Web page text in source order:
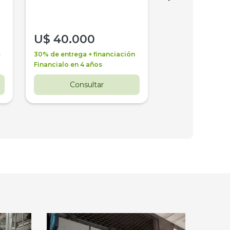
U$ 40.000
30% de entrega + financiación
Financialo en 4 años
Consultar